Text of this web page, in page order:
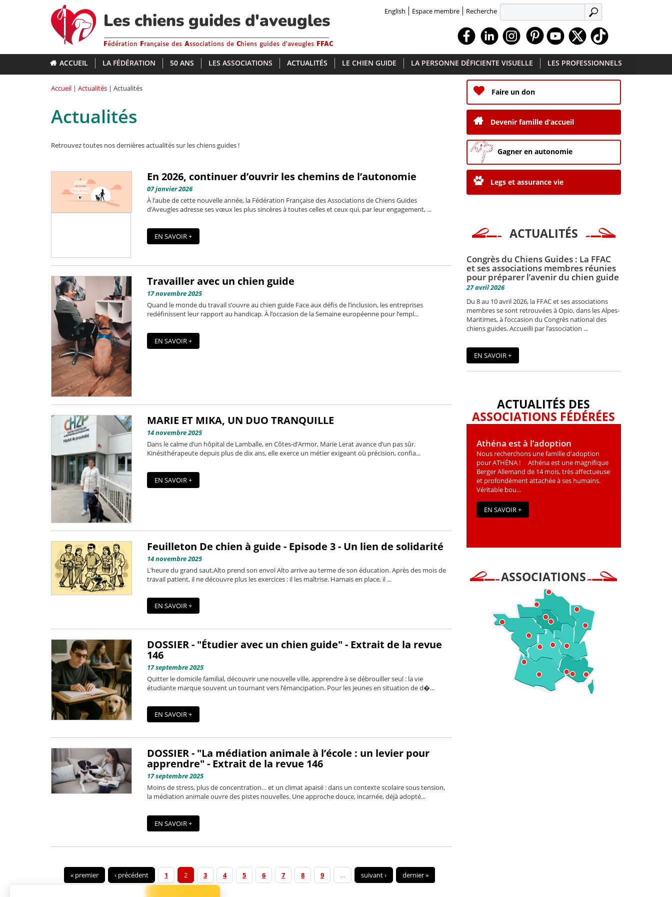
Les chiens guides d'aveugles
Fédération Française des Associations de Chiens guides d'aveugles FFAC
English Espace membre Recherche APPLIQUER
FacebookLinkedin Instagram Youtube
ACCUEIL LA FÉDÉRATION 50 ANS LES ASSOCIATIONS ACTUALITÉS LE CHIEN GUIDE LA PERSONNE DÉFICIENTE VISUELLE LES PROFESSIONNELS
Accueil | Actualités | Actualités
Actualités
Retrouvez toutes nos dernières actualités sur les chiens guides !
En 2026, continuer d’ouvrir les chemins de l’autonomie
07 janvier 2026
À l’aube de cette nouvelle année, la Fédération Française des Associations de Chiens Guides
d’Aveugles adresse ses vœux les plus sincères à toutes celles et ceux qui, par leur engagement, ...
EN SAVOIR +
Travailler avec un chien guide
17 novembre 2025
Quand le monde du travail s’ouvre au chien guide Face aux défis de l’inclusion, les entreprises
redéfinissent leur rapport au handicap. À l’occasion de la Semaine européenne pour l’empl...
EN SAVOIR +
MARIE ET MIKA, UN DUO TRANQUILLE
14 novembre 2025
Dans le calme d’un hôpital de Lamballe, en Côtes-d’Armor, Marie Lerat avance d’un pas sûr.
Kinésithérapeute depuis plus de dix ans, elle exerce un métier exigeant où précision, confia...
EN SAVOIR +
Feuilleton De chien à guide - Episode 3 - Un lien de solidarité
14 novembre 2025
L’heure du grand saut,Alto prend son envol Alto arrive au terme de son éducation. Après des mois de
travail patient, il ne découvre plus les exercices : il les maîtrise. Harnais en place, il ...
EN SAVOIR +
DOSSIER - "Étudier avec un chien guide" - Extrait de la revue
146
17 septembre 2025
Quitter le domicile familial, découvrir une nouvelle ville, apprendre à se débrouiller seul : la vie
étudiante marque souvent un tournant vers l’émancipation. Pour les jeunes en situation de d�...
EN SAVOIR +
DOSSIER - "La médiation animale à l’école : un levier pour
apprendre" - Extrait de la revue 146
17 septembre 2025
Moins de stress, plus de concentration… et un climat apaisé : dans un contexte scolaire sous tension,
la médiation animale ouvre des pistes nouvelles. Une approche douce, incarnée, déjà adopté...
EN SAVOIR +
« premier ‹ précédent 1 2 3 4 5 6 7 8 9 … suivant › dernier »
Faire un don
Devenir famille d’accueil
Gagner en autonomie
Legs et assurance vie
ACTUALITÉS
Congrès du Chiens Guides : La FFAC
et ses associations membres réunies
pour préparer l’avenir du chien guide
27 avril 2026
Du 8 au 10 avril 2026, la FFAC et ses associations
membres se sont retrouvées à Opio, dans les Alpes-
Maritimes, à l’occasion du Congrès national des
chiens guides. Accueilli par l’association ...
EN SAVOIR +
ACTUALITÉS DES
ASSOCIATIONS FÉDÉRÉES
Athéna est à l’adoption
Nous recherchons une famille d'adoption
pour ATHÉNA ! Athéna est une magniﬁque
Berger Allemand de 14 mois, très affectueuse
et profondément attachée à ses humains.
Véritable bou...
EN SAVOIR +
ASSOCIATIONS